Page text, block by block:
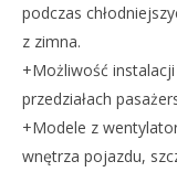
podczas
z zimna.
+Możliwość
przedziałach
+Modele z
wnętrza pojazdu,